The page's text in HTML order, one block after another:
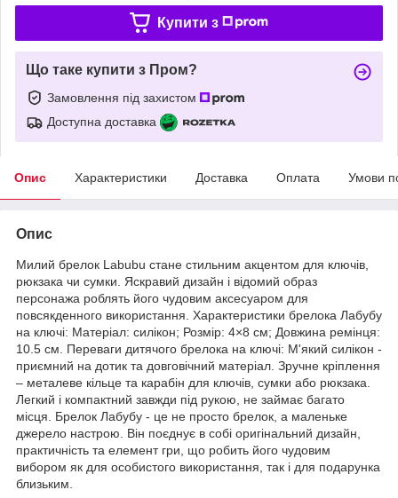
Купити з
Що таке купити з Пром?
Замовлення під захистом
Доступна доставка
Опис Характеристики Доставка Оплата Умови
Опис
Милий брелок Labubu стане стильним акцентом для ключів,
рюкзака чи сумки. Яскравий дизайн і відомий образ
персонажа роблять його чудовим аксесуаром для
повсякденного використання. Характеристики брелока Лабубу
на ключі: Матеріал: силікон; Розмір: 4×8 см; Довжина ремінця:
10.5 см. Переваги дитячого брелока на ключі: М'який силікон -
приємний на дотик та довговічний матеріал. Зручне кріплення
– металеве кільце та карабін для ключів, сумки або рюкзака.
Легкий і компактний завжди під рукою, не займає багато
місця. Брелок Лабубу - це не просто брелок, а маленьке
джерело настрою. Він поєднує в собі оригінальний дизайн,
практичність та елемент гри, що робить його чудовим
вибором як для особистого використання, так і для подарунка
близьким.